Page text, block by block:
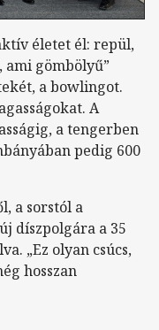
életet él: repül,
ami gömbölyű”
a bowlingot.
A
a tengerben
pedig 600
a sorstól a
díszpolgára a 35
„Ez olyan csúcs,
hosszan